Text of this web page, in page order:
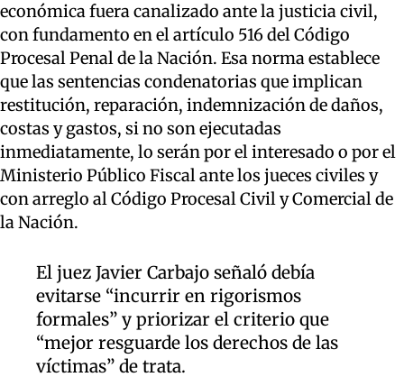
económica fuera canalizado ante la justicia civil,
con fundamento en el artículo 516 del Código
Procesal Penal de la Nación. Esa norma establece
que las sentencias condenatorias que implican
restitución, reparación, indemnización de daños,
costas y gastos, si no son ejecutadas
inmediatamente, lo serán por el interesado o por el
Ministerio Público Fiscal ante los jueces civiles y
con arreglo al Código Procesal Civil y Comercial de
la Nación.
El juez Javier Carbajo señaló debía
evitarse “incurrir en rigorismos
formales” y priorizar el criterio que
“mejor resguarde los derechos de las
víctimas” de trata.